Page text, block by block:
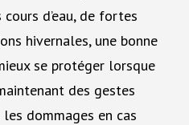
d’eau, de fortes
hivernales, une bonne
se protéger lorsque
des gestes
dommages en cas